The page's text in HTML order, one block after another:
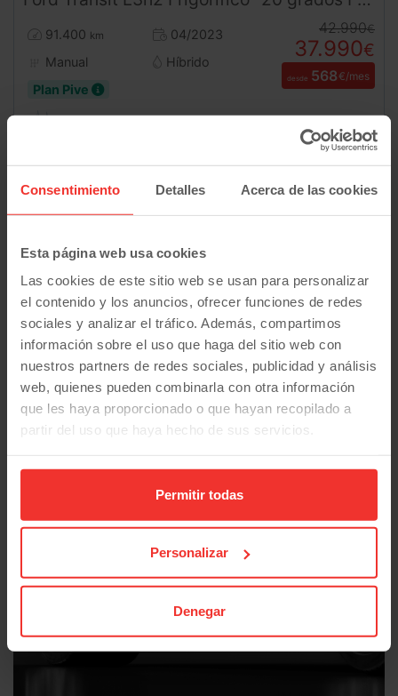
Consentimiento Detalles Acerca de las cookies
Esta página web usa cookies
Las cookies de este sitio web se usan para personalizar
el contenido y los anuncios, ofrecer funciones de redes
sociales y analizar el tráfico. Además, compartimos
información sobre el uso que haga del sitio web con
nuestros partners de redes sociales, publicidad y análisis
web, quienes pueden combinarla con otra información
que les haya proporcionado o que hayan recopilado a
partir del uso que haya hecho de sus servicios.
Permitir todas
Personalizar
Denegar
91.400 km
04/2023
Manual
Híbrido
Plan Pive
42.990€
37.990€
desde 568€/mes